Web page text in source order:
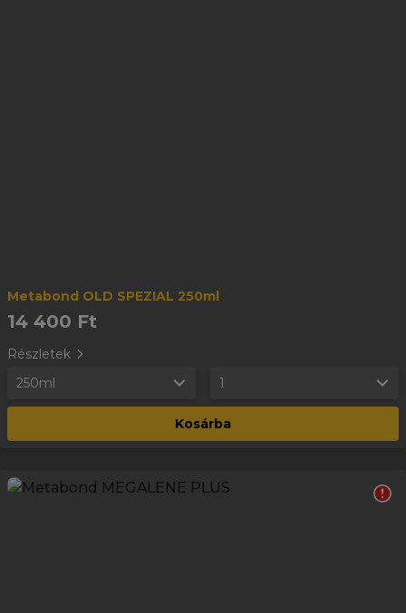
Metabond OLD SPEZIAL 250ml
14 400 Ft
Részletek
250ml
1
Kosárba